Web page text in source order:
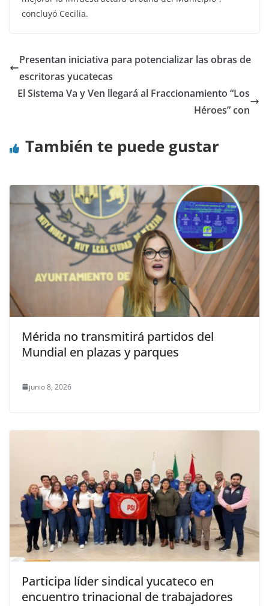
concluyó Cecilia.
Presentan iniciativa para potencializar las obras de
escritoras yucatecas
El Sistema Va y Ven llegará al Fraccionamiento “Los
Héroes” con
También te puede gustar
Mérida no transmitirá partidos del
Mundial en plazas y parques
junio 8, 2026
Participa líder sindical yucateco en
encuentro trinacional de trabajadores